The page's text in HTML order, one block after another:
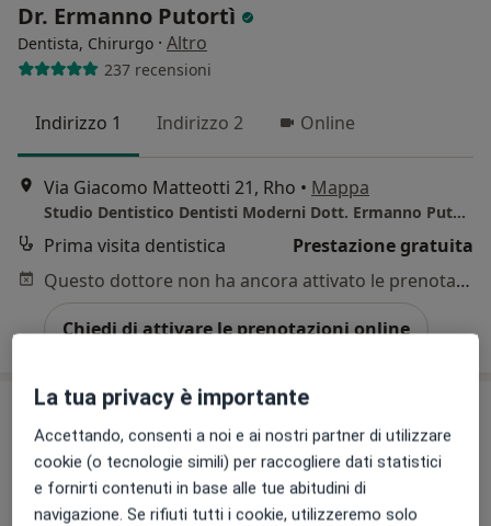
Dr. Ermanno Putortì
Dentista, Chirurgo · Altro
237 recensioni
Indirizzo 1 Indirizzo 2 Online
Via Giacomo Matteotti 21, Rho • Mappa
Studio Dentistico Dentisti Moderni Dott. Ermanno Putortì
Prima visita dentistica
Prestazione gratuita
Questo dottore non ha ancora attivato le prenotazioni online presso questo indirizzo.
Chiedi di attivare le prenotazioni online
La tua privacy è importante
Accettando, consenti a noi e ai nostri partner di utilizzare
cookie (o tecnologie simili) per raccogliere dati statistici
e fornirti contenuti in base alle tue abitudini di
navigazione. Se rifiuti tutti i cookie, utilizzeremo solo